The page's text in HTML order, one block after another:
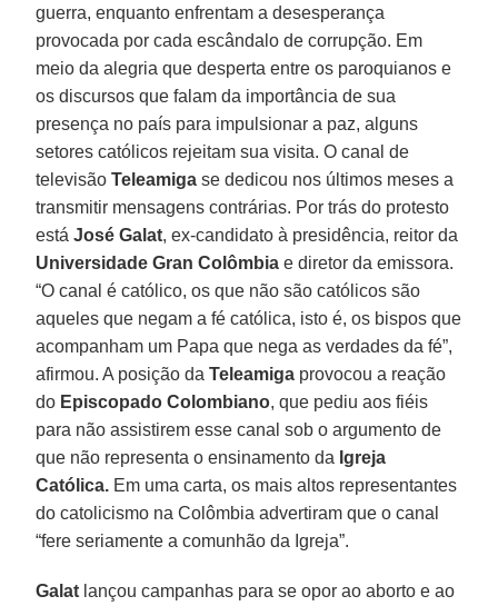
guerra, enquanto enfrentam a desesperança
provocada por cada escândalo de corrupção. Em
meio da alegria que desperta entre os paroquianos e
os discursos que falam da importância de sua
presença no país para impulsionar a paz, alguns
setores católicos rejeitam sua visita. O canal de
televisãoTeleamiga se dedicou nos últimos meses a
transmitir mensagens contrárias. Por trás do protesto
estáJosé Galat, ex-candidato à presidência, reitor da
Universidade Gran Colômbia e diretor da emissora.
“O canal é católico, os que não são católicos são
aqueles que negam a fé católica, isto é, os bispos que
acompanham um Papa que nega as verdades da fé”,
afirmou. A posição daTeleamiga provocou a reação
do Episcopado Colombiano, que pediu aos fiéis
para não assistirem esse canal sob o argumento de
que não representa o ensinamento da Igreja
Católica. Em uma carta, os mais altos representantes
do catolicismo na Colômbia advertiram que o canal
“fere seriamente a comunhão da Igreja”.
Galat lançou campanhas para se opor ao aborto e ao